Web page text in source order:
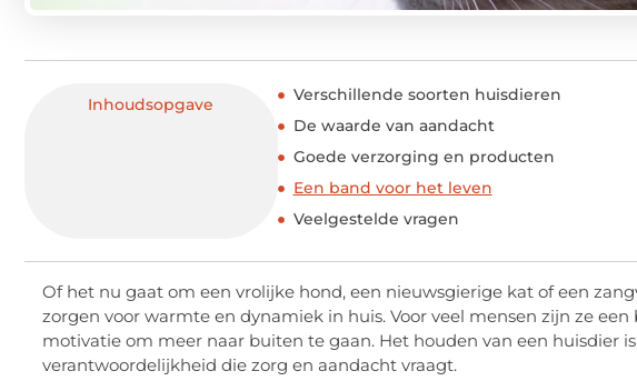
Inhoudsopgave
Verschillende soorten huisdieren
De waarde van aandacht
Goede verzorging en producten
Een band voor het leven
Veelgestelde vragen
Of het nu gaat om een vrolijke hond, een nieuwsgierige kat of een
zorgen voor warmte en dynamiek in huis. Voor veel mensen zijn ze
motivatie om meer naar buiten te gaan. Het houden van een huisdier
verantwoordelijkheid die zorg en aandacht vraagt.